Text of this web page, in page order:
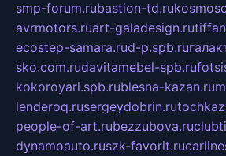
smp-forum.rubastion-td.ru
avrmotors.ruart-galadesign.ru
ecostep-samara.rud-p.spb.ru
sko.com.rudavitamebel-spb.ru
kokoroyari.spb.rublesna-kazan.ru
lenderoq.rusergeydobrin.ru
people-of-art.rubezzubova.ru
dynamoauto.ruszk-favorit.ru